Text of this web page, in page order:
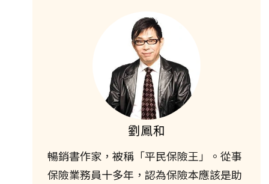
劉鳳和
暢銷書作家，被稱「平民保險王」。從事
保險業務員十多年，認為保險本應該是助